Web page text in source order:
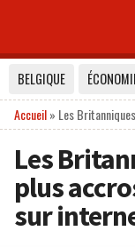
BELGIQUE
Accueil» Les
Les
plus
sur